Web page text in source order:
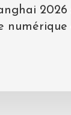
2026